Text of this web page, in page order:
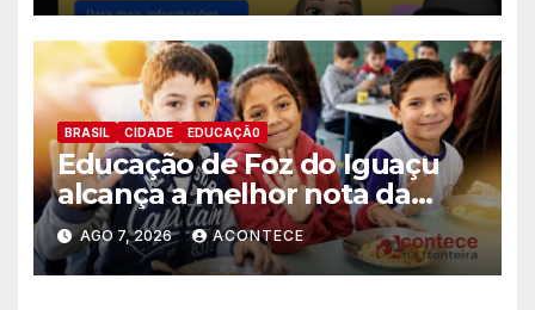
BRASIL CIDADE EDUCAÇÃ0
Educação de Foz do Iguaçu
alcança a melhor nota da
história no IDEB
AGO 7, 2026 ACONTECE